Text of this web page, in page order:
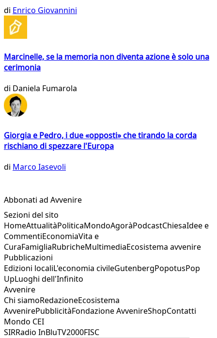
di Enrico Giovannini
Marcinelle, se la memoria non diventa azione è solo una
cerimonia
di Daniela Fumarola
Giorgia e Pedro, i due «opposti» che tirando la corda
rischiano di spezzare l'Europa
di Marco Iasevoli
Abbonati ad Avvenire
Sezioni del sito
HomeAttualitàPoliticaMondoAgoràPodcastChiesaIdee e
CommentiEconomiaVita e
CuraFamigliaRubricheMultimediaEcosistema avvenire
Pubblicazioni
Edizioni localiL'economia civileGutenbergPopotusPop
UpLuoghi dell'Infinito
Avvenire
Chi siamoRedazioneEcosistema
AvvenirePubblicitàFondazione AvvenireShopContatti
Mondo CEI
SIRRadio InBluTV2000FISC